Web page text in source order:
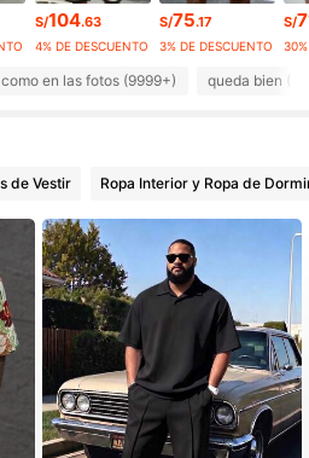
S/104.63
4% DE DESCUENTO
S/75.17
3% DE DESCUENTO
S/
como en las fotos (9999+) queda bien
de Vestir Ropa Interior y Ropa de